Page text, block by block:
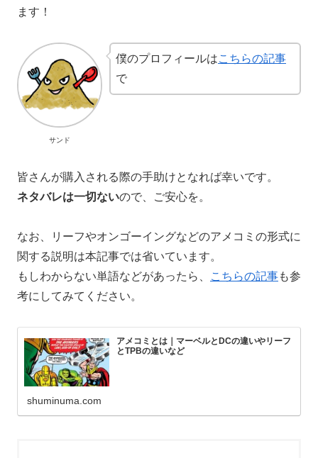
ます！
サンド
僕のプロフィールはこちらの記事
で
皆さんが購入される際の手助けとなれば幸いです。
ネタバレは一切ないので、ご安心を。
なお、リーフやオンゴーイングなどのアメコミの形式に
関する説明は本記事では省いています。
もしわからない単語などがあったら、
こちらの記事も参
考にしてみてください。
アメコミとは｜マーベルとDCの違いやリーフ
とTPBの違いなど
shuminuma.com